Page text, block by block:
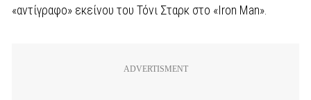
«αντίγραφο» εκείνου του Τόνι Σταρκ στο «Iron Man».